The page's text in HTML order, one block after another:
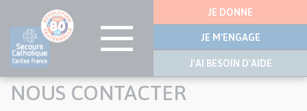
Aller
latérale
JE DONNE
JE M'ENGAGE
J'AI BESOIN D'AIDE
NOUS CONTACTER